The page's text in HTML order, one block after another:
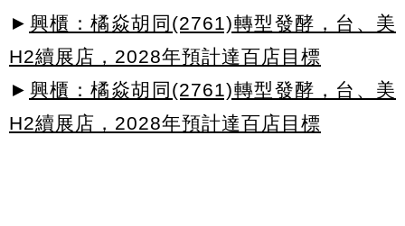
► 興櫃：橘焱胡同(2761)轉型發酵，台、美
H2續展店，2028年預計達百店目標
► 興櫃：橘焱胡同(2761)轉型發酵，台、美
H2續展店，2028年預計達百店目標